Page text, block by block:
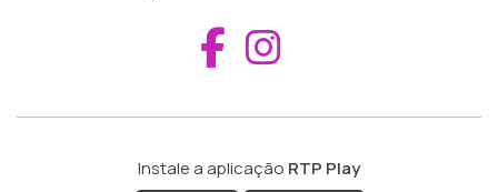
Aceder ao
Instale a aplicação RTP Play